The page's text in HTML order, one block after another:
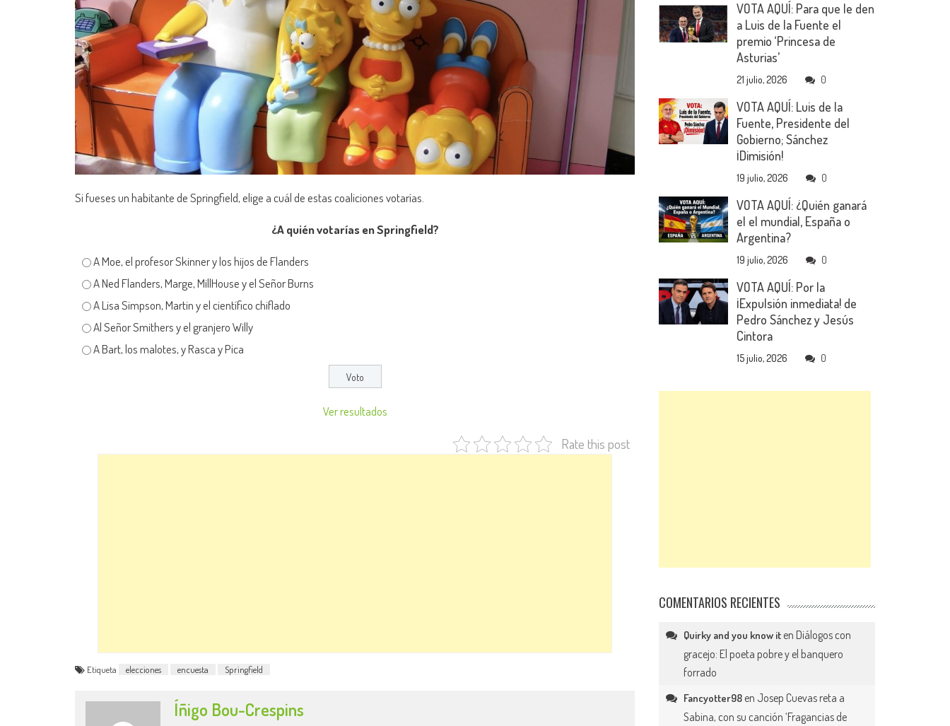
Si fueses un habitante de Springfield, elige a cuál de estas coaliciones votarías.
¿A quién votarías en Springfield?
A Moe, el profesor Skinner y los hijos de Flanders
A Ned Flanders, Marge, MillHouse y el Señor Burns
A Lisa Simpson, Martin y el científico chiflado
Al Señor Smithers y el granjero Willy
A Bart, los malotes, y Rasca y Pica
Ver resultados
Rate this post
Etiqueta elecciones encuesta Springfield
Íñigo Bou-Crespins
VOTA AQUÍ: Para que le den
a Luis de la Fuente el
premio ‘Princesa de
Asturias’
21 julio, 2026 0
VOTA AQUÍ: Luis de la
Fuente, Presidente del
Gobierno; Sánchez
¡Dimisión!
19 julio, 2026 0
VOTA AQUÍ: ¿Quién ganará
el el mundial, España o
Argentina?
19 julio, 2026 0
VOTA AQUÍ: Por la
¡Expulsión inmediata! de
Pedro Sánchez y Jesús
Cintora
15 julio, 2026 0
COMENTARIOS RECIENTES
Quirky and you know it en Diálogos con
gracejo: El poeta pobre y el banquero
forrado
Fancyotter98 en Josep Cuevas reta a
Sabina, con su canción ‘Fragancias de